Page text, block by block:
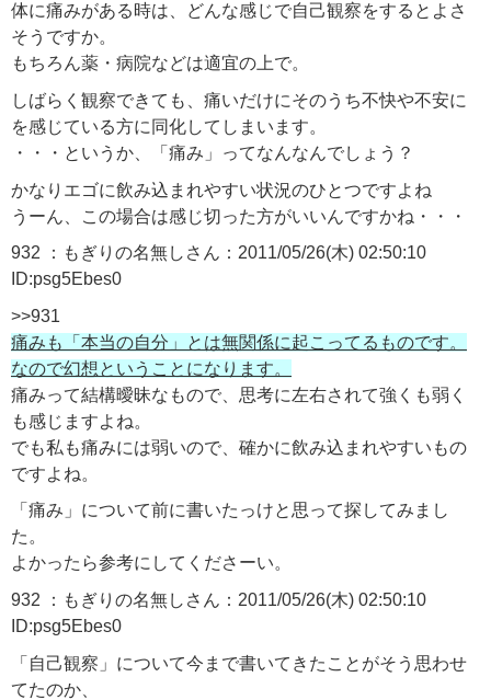
体に痛みがある時は、どんな感じで自己観察をするとよさ
そうですか。
もちろん薬・病院などは適宜の上で。
しばらく観察できても、痛いだけにそのうち不快や不安に
を感じている方に同化してしまいます。
・・・というか、「痛み」ってなんなんでしょう？
かなりエゴに飲み込まれやすい状況のひとつですよね
うーん、この場合は感じ切った方がいいんですかね・・・
932 ：もぎりの名無しさん：2011/05/26(木) 02:50:10
ID:psg5Ebes0
>>931
痛みも「本当の自分」とは無関係に起こってるものです。
なので幻想ということになります。
痛みって結構曖昧なもので、思考に左右されて強くも弱く
も感じますよね。
でも私も痛みには弱いので、確かに飲み込まれやすいもの
ですよね。
「痛み」について前に書いたっけと思って探してみまし
た。
よかったら参考にしてくださーい。
932 ：もぎりの名無しさん：2011/05/26(木) 02:50:10
ID:psg5Ebes0
「自己観察」について今まで書いてきたことがそう思わせ
てたのか、